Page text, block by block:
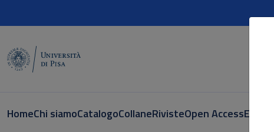
HomeChi siamoCatalogoCollaneRivisteOpen AccessE-